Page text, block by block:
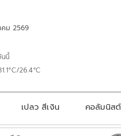
คม 2569
นี้
26.4°C
เปลว สีเงิน คอลัมนิสต์